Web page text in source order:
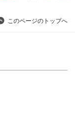
このページのトップへ